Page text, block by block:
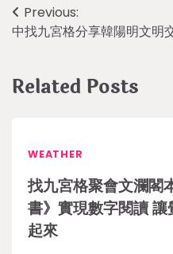
Post
navigation
Previous:
中找九宮格分享韓陽明文明
Related Posts
WEATHER
找九宮格聚會文瀾閣
書》實現數字閱讀
起來